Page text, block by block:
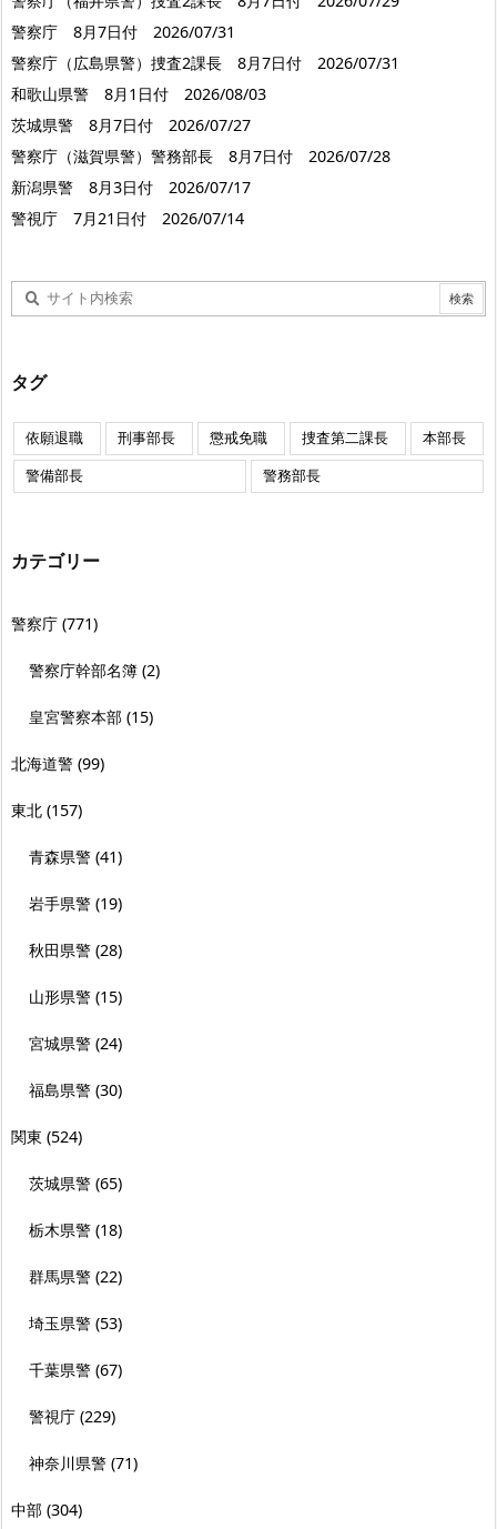
警察庁 8月7日付 2026/07/31
警察庁（広島県警）捜査2課長 8月7日付 2026/07/31
和歌山県警 8月1日付 2026/08/03
茨城県警 8月7日付 2026/07/27
警察庁（滋賀県警）警務部長 8月7日付 2026/07/28
新潟県警 8月3日付 2026/07/17
警視庁 7月21日付 2026/07/14
タグ
依願退職 刑事部長 懲戒免職 捜査第二課長
本部長
警備部長
警務部長
カテゴリー
警察庁 (771)
警察庁幹部名簿 (2)
皇宮警察本部 (15)
北海道警 (99)
東北 (157)
青森県警 (41)
岩手県警 (19)
秋田県警 (28)
山形県警 (15)
宮城県警 (24)
福島県警 (30)
関東 (524)
茨城県警 (65)
栃木県警 (18)
群馬県警 (22)
埼玉県警 (53)
千葉県警 (67)
警視庁 (229)
神奈川県警 (71)
中部 (304)